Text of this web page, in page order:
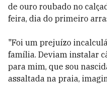
de ouro roubado no
feira, dia do primeiro
"Foi um prejuízo
família. Deviam instalar
para mim, que sou
assaltada na praia,